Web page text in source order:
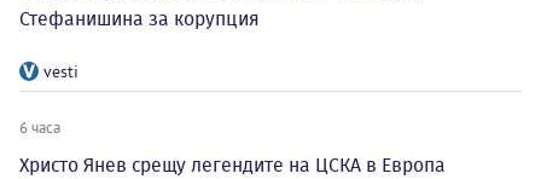
Стефанишина за корупция
vesti
6 часа
Христо Янев срещу легендите на ЦСКА в Европа